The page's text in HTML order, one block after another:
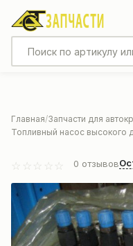
Главная Запчасти для
Топливный насос
0 отзывов